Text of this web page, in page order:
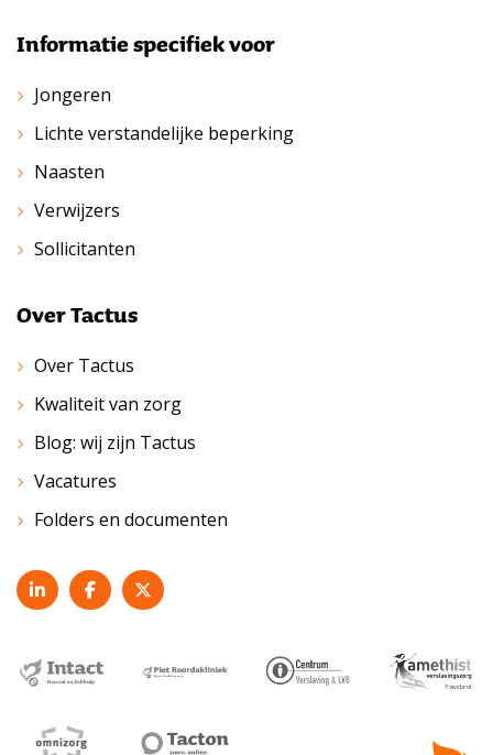
Informatie specifiek voor
Jongeren
Lichte verstandelijke beperking
Naasten
Verwijzers
Sollicitanten
Over Tactus
Over Tactus
Kwaliteit van zorg
Blog: wij zijn Tactus
Vacatures
Folders en documenten